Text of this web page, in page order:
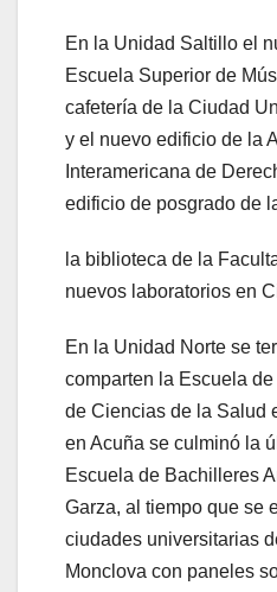
En la Unidad Saltillo el
Escuela Superior de
cafetería de la Ciudad
y el nuevo edificio de la
Interamericana de
edificio de posgrado de
la biblioteca de la
nuevos laboratorios en
En la Unidad Norte se
comparten la Escuela
de Ciencias de la Salud
en Acuña se culminó la
Escuela de Bachilleres
Garza, al tiempo que se
ciudades universitarias
Monclova con paneles